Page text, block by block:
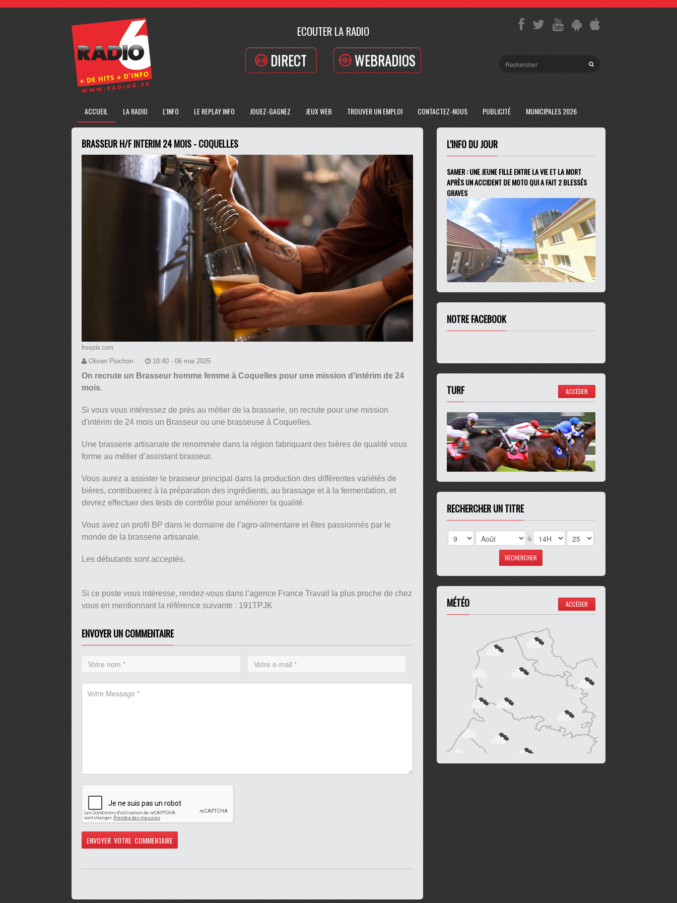
ECOUTER LA RADIO
DIRECT WEBRADIOS
ACCUEIL LA RADIO L'INFO LE REPLAY INFO JOUEZ-GAGNEZ JEUX WEB TROUVER UN EMPLOI CONTACTEZ-NOUS PUBLICITÉ MUNICIPALES 2026
BRASSEUR H/F INTERIM 24 MOIS - COQUELLES
freepik.com
Olivier Piochon 10:40 - 06 mai 2025
On recrute un Brasseur homme femme à Coquelles pour une mission d'intérim de 24
mois.
Si vous vous intéressez de près au métier de la brasserie, on recrute pour une mission
d'intérim de 24 mois un Brasseur ou une brasseuse à Coquelles.
Une brasserie artisanale de renommée dans la région fabriquant des bières de qualité vous
forme au métier d’assistant brasseur.
Vous aurez a assister le brasseur principal dans la production des différentes variétés de
bières, contribuerez à la préparation des ingrédients, au brassage et à la fermentation, et
devrez effectuer des tests de contrôle pour améliorer la qualité.
Vous avez un profil BP dans le domaine de l’agro-alimentaire et êtes passionnés par le
monde de la brasserie artisanale.
Les débutants sont acceptés.
Si ce poste vous intéresse, rendez-vous dans l’agence France Travail la plus proche de chez
vous en mentionnant la référence suivante : 191TPJK
ENVOYER UN COMMENTAIRE
L'INFO DU JOUR
SAMER : UNE JEUNE FILLE ENTRE LA VIE ET LA MORT
APRÈS UN ACCIDENT DE MOTO QUI A FAIT 2 BLESSÉS
GRAVES
NOTRE FACEBOOK
TURF ACCÉDER
RECHERCHER UN TITRE
à
MÉTÉO ACCÉDER